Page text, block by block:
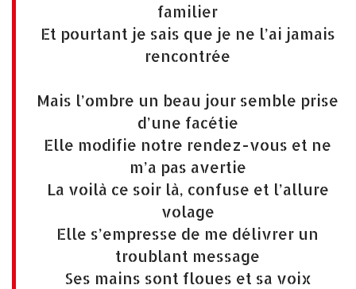
familier
Et pourtant je sais que je ne l’ai jamais
rencontrée
Mais l’ombre un beau jour semble prise
d’une facétie
Elle modifie notre rendez-vous et ne
m’a pas avertie
La voilà ce soir là, confuse et l’allure
volage
Elle s’empresse de me délivrer un
troublant message
Ses mains sont floues et sa voix